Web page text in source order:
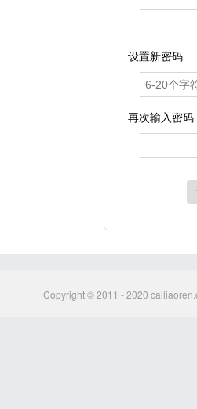
设置新密码
再次输入密码
Copyright © 2011 - 2020